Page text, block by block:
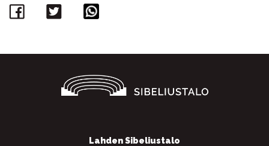
Facebook
Twitter
Lahden Sibeliustalo